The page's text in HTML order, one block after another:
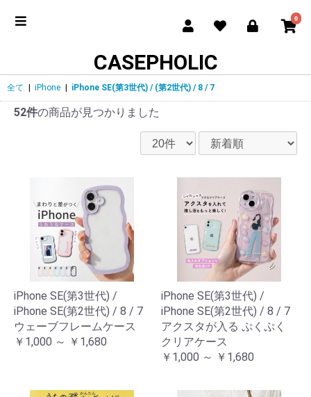
0
CASEPHOLIC
全て | iPhone | iPhone SE(第3世代) / (第2世代) / 8 / 7
52件の商品が見つかりました
iPhone SE(第3世代) /
iPhone SE(第2世代) / 8 / 7
ウェーブフレームケース
￥1,000 ～ ￥1,680
iPhone SE(第3世代) /
iPhone SE(第2世代) / 8 / 7
アクスタが入る ぷくぷく
クリアケース
￥1,000 ～ ￥1,680